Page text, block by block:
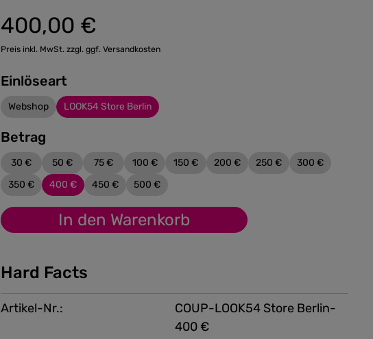
Regulärer Preis:
400,00 €
Preis inkl. MwSt. zzgl. ggf. Versandkosten
Einlöseart
Webshop LOOK54 Store Berlin
Betrag
30 € 50 € 75 € 100 € 150 € 200 € 250 €
300 €
350 €
400 € 450 € 500 €
In den Warenkorb
Hard Facts
Artikel-Nr.:
COUP-LOOK54 Store Berlin-
400 €